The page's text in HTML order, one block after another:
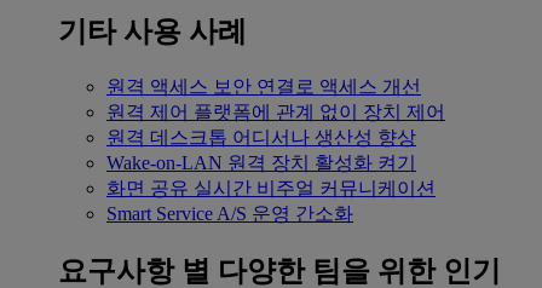
기타 사용 사례
원격 액세스 보안 연결로 액세스 개선
원격 제어 플랫폼에 관계 없이 장치 제어
원격 데스크톱 어디서나 생산성 향상
Wake-on-LAN 원격 장치 활성화 켜기
화면 공유 실시간 비주얼 커뮤니케이션
Smart Service A/S 운영 간소화
요구사항 별 다양한 팀을 위한 인기